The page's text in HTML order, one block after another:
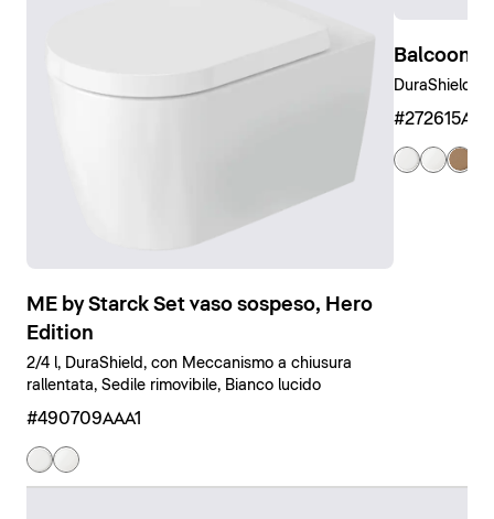
ME by Starck Set vaso sospeso, Hero
Edition
2/4 l, DuraShield, con Meccanismo a chiusura
rallentata, Sedile rimovibile, Bianco lucido
#490709AAA1
Balcoon
DuraShield,